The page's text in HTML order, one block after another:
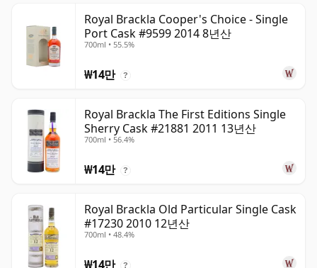
Royal Brackla Cooper's Choice - Single
Port Cask #9599 2014 8년산
700ml • 55.5%
₩14만 ?
Royal Brackla The First Editions Single
Sherry Cask #21881 2011 13년산
700ml • 56.4%
₩14만 ?
Royal Brackla Old Particular Single Cask
#17230 2010 12년산
700ml • 48.4%
₩14만 ?